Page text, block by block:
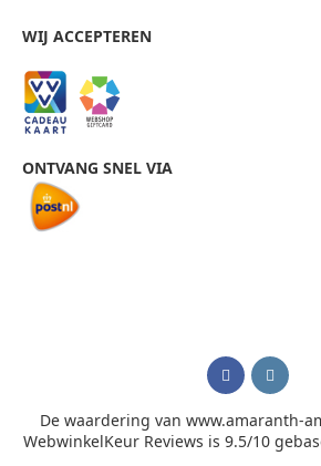
WIJ ACCEPTEREN
ONTVANG SNEL VIA
De waardering van www.amaranth-
WebwinkelKeur Reviews is 9.5/10